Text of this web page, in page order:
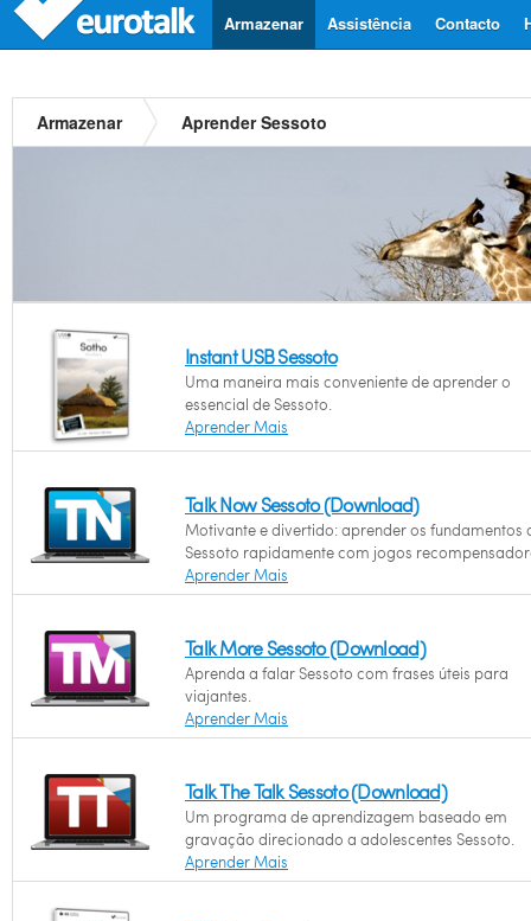
Contacto
Assistência
Armazenar
Armazenar Aprender Sessoto
Instant USB Sessoto
Uma maneira mais conveniente de aprender o
essencial de Sessoto.
Aprender Mais
Talk Now Sessoto (Download)
Motivante e divertido: aprender os fundamentos
Sessoto rapidamente com jogos
Aprender Mais
Talk More Sessoto (Download)
Aprenda a falar Sessoto com frases úteis para
viajantes.
Aprender Mais
Talk The Talk Sessoto (Download)
Um programa de aprendizagem baseado em
gravação direcionado a adolescentes Sessoto.
Aprender Mais